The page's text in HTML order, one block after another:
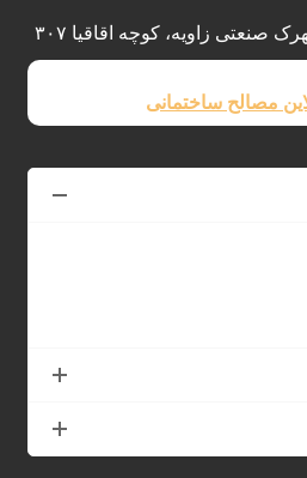
صنعتی زاویه، کوچه اقاقیا ۳۰۷
مصالح ساختمانی